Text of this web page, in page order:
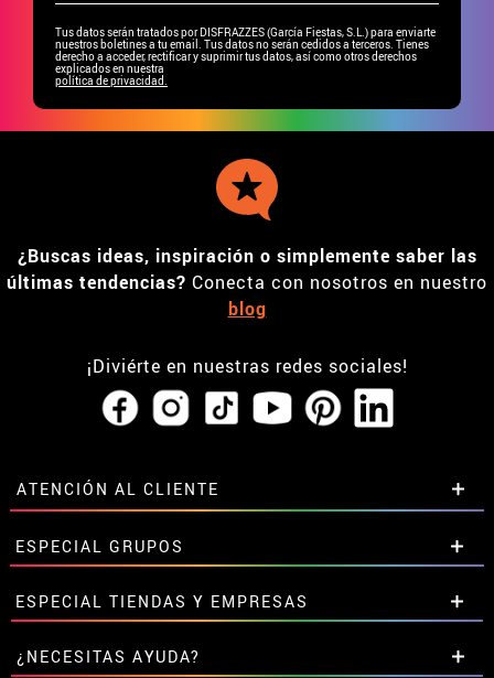
Tus datos serán tratados por DISFRAZZES (García Fiestas, S.L.) para enviarte
nuestros boletines a tu email. Tus datos no serán cedidos a terceros. Tienes
derecho a acceder, rectificar y suprimir tus datos, así como otros derechos
explicados en nuestra
política de privacidad.
¿Buscas ideas, inspiración o simplemente saber las
últimas tendencias? Conecta con nosotros en nuestro
blog
¡Diviérte en nuestras redes sociales!
ATENCIÓN AL CLIENTE
• Horario tienda IBI
•Descuento estudiantes
• Sobre nosotros
• Condiciones de venta
• Aviso legal yPrivacidad
ESPECIAL GRUPOS
Descuentos especiales para grupos.
Contáctanos aquí
ESPECIAL TIENDAS Y EMPRESAS
Descuentos exclusivos para tiendas y empresas.
¿NECESITAS AYUDA?